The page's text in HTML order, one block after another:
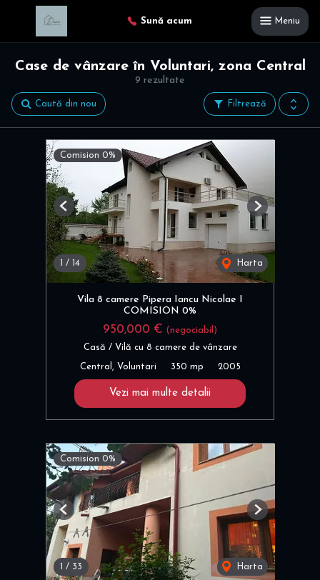
Sună acum Meniu
9 rezultate
Case de vânzare în Voluntari, zona Central
Filtrează
Caută din nou
Comision 0%
1 / 14 Harta
Previous Next
Vila 8 camere Pipera Iancu Nicolae I
COMISION 0%
950,000 € (negociabil)
Casă / Vilă cu 8 camere de vânzare
Central, Voluntari 350 mp 2005
Vezi mai multe detalii
Comision 0%
1 / 33 Harta
Previous Next